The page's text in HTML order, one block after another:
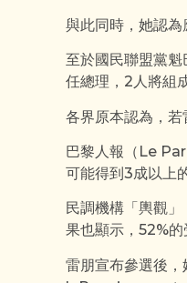
與此同時，她認為
至於國民聯盟黨
任總理，2人將組
各界原本認為，若
巴黎人報（Le
可能得到3成以上
民調機構「輿觀
果也顯示，52%的
雷朋宣布參選後